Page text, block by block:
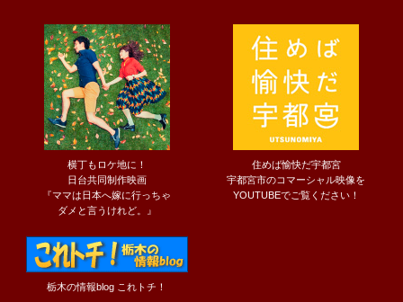
横丁もロケ地に！
日台共同制作映画
『ママは日本へ嫁に行っちゃ
ダメと言うけれど。』
住めば愉快だ宇都宮
宇都宮市のコマーシャル映像を
YOUTUBEでご覧ください！
栃木の情報blog これトチ！